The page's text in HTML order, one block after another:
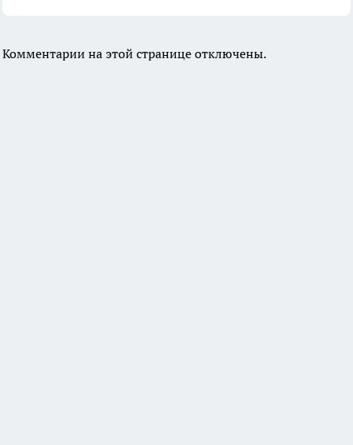
Комментарии на этой странице отключены.